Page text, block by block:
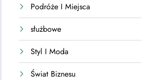
Podróże I Miejsca
służbowe
Styl I Moda
Świat Biznesu